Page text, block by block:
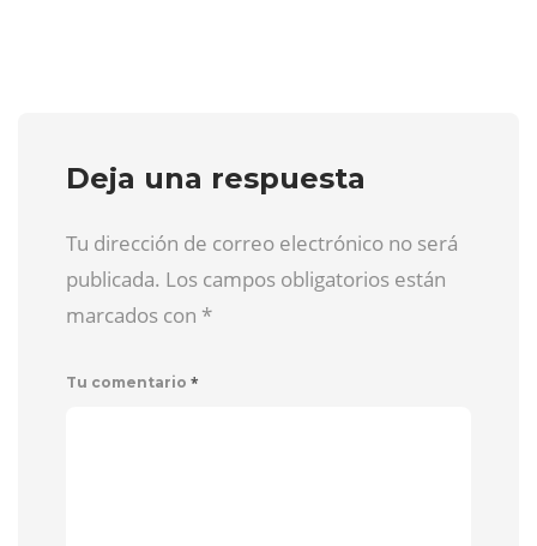
Deja una respuesta
Tu dirección de correo electrónico no será
publicada. Los campos obligatorios están
marcados con *
Tu comentario *